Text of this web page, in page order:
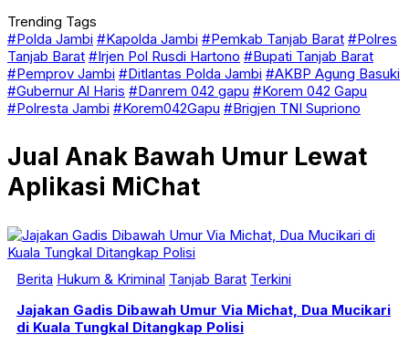
Trending Tags
#Polda Jambi #Kapolda Jambi #Pemkab Tanjab Barat #Polres
Tanjab Barat #Irjen Pol Rusdi Hartono #Bupati Tanjab Barat
#Pemprov Jambi #Ditlantas Polda Jambi #AKBP Agung Basuki
#Gubernur Al Haris #Danrem 042 gapu #Korem 042 Gapu
#Polresta Jambi #Korem042Gapu #Brigjen TNI Supriono
Jual Anak Bawah Umur Lewat
Aplikasi MiChat
Berita Hukum & Kriminal Tanjab Barat Terkini
Jajakan Gadis Dibawah Umur Via Michat, Dua Mucikari
di Kuala Tungkal Ditangkap Polisi